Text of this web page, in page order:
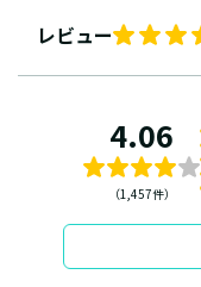
レビュー
4.06
（1,457件）